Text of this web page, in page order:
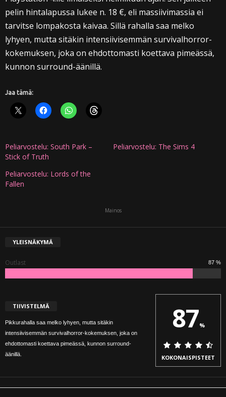
pelin hintalapussa lukee n. 18 €, eli massiivimassia ei
tarvitse lompakosta kaivaa. Sillä rahalla saa melko
lyhyen, mutta sitäkin intensiivisemmän survivalhorror-
kokemuksen, joka on ehdottomasti koettava pimeässä,
kunnon surround-äänillä.
Jaa tämä:
Peliarvostelu: South Park –
Stick of Truth
Peliarvostelu: The Sims 4
Peliarvostelu: Lords of the
Fallen
Mainos
YLEISNÄKYMÄ
Outlast 87 %
TIIVISTELMÄ
Pikkurahalla saa melko lyhyen, mutta sitäkin
intensiivisemmän survivalhorror-kokemuksen, joka on
ehdottomasti koettava pimeässä, kunnon surround-
äänillä.
87%
KOKONAISPISTEET